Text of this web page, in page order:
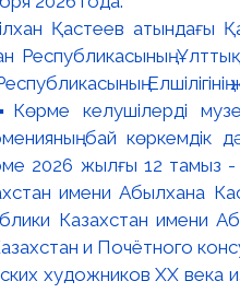
Қастеев атындағы
келушілерді
бай көркемдік
2026 жылғы 12 тамыз -
имени Абылхана
Казахстан имени
и Почётного
художников XX